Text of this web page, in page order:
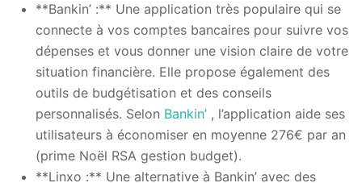
**Bankin’ :** Une application très populaire qui se
connecte à vos comptes bancaires pour suivre vos
dépenses et vous donner une vision claire de votre
situation financière. Elle propose également des
outils de budgétisation et des conseils
personnalisés. Selon Bankin’ , l’application aide ses
utilisateurs à économiser en moyenne 276€ par an
(prime Noël RSA gestion budget).
**Linxo :** Une alternative à Bankin’ avec des